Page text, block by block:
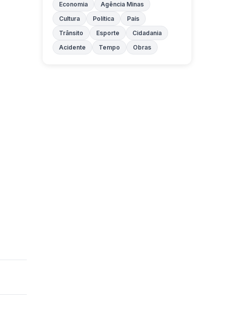
Economia
Agência Minas
Cultura
Política
País
Trânsito
Esporte
Cidadania
Acidente
Tempo Obras